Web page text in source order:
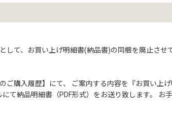
て、お買い上げ明細書(納品書)の同梱を廃止さ
購入履歴】にて、 ご案内する内容を『お買い上
て納品明細書（PDF形式）をお送り致します。